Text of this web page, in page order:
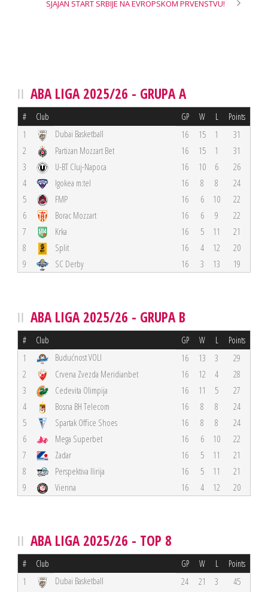
SJAJAN START SRBIJE NA EVROPSKOM PRVENSTVU!
ABA LIGA 2025/26 - GRUPA A
# Club GP W L Points
1 Dubai Basketball 16 15 1
31
2
Partizan Mozzart Bet 16 15 1
31
3
U-BT Cluj-Napoca 16 10 6
26
4
Igokea m:tel 16 8 8
24
5
FMP 16 6 10
22
6
Borac Mozzart 16 6 9
22
7
Krka 16 5 11
21
8
Split 16 4 12
20
9
SC Derby 16 3 13 19
ABA LIGA 2025/26 - GRUPA B
# Club GP W L Points
1 Budućnost VOLI 16 13 3
29
2
Crvena Zvezda Meridianbet 16 12 4
28
3
Cedevita Olimpija 16 11 5
27
4
Bosna BH Telecom 16 8 8
24
5
Spartak Office Shoes 16 8 8
24
6
Mega Superbet 16 6 10
22
7
Zadar 16 5 11
21
8
Perspektiva Ilirija 16 5 11
21
9
Vienna 16 4 12 20
ABA LIGA 2025/26 - TOP 8
# Club GP W L Points
1 Dubai Basketball 24 21 3
45